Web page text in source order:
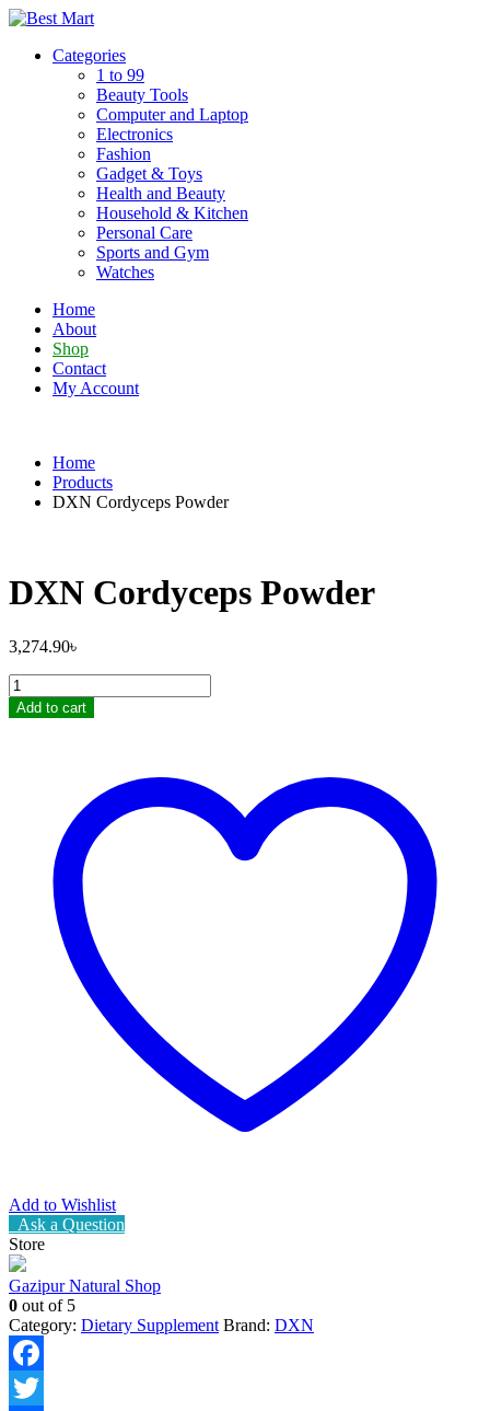
Skip
contentCategories
1 to 99
Beauty Tools
Computer and Laptop
Electronics
Fashion
Gadget & Toys
Health and Beauty
Household & Kitchen
Personal Care
Sports and Gym
Watches
Home
About
Shop
Contact
My Account
Home
Products
DXN Cordyceps Powder
DXN Cordyceps Powder
3,274.90৳
DXN
Cordyceps
Powder
Add to cart
Add to Wishlist
Ask a Question
Store
Gazipur Natural Shop
0 out of 5
Category: Dietary Supplement Brand: DXN
Facebook